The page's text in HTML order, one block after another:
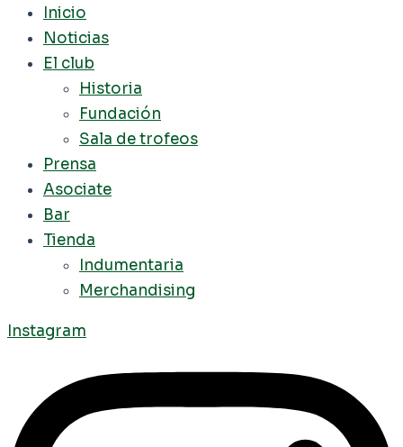
Inicio
Noticias
El club
Historia
Fundación
Sala de trofeos
Prensa
Asociate
Bar
Tienda
Indumentaria
Merchandising
Instagram